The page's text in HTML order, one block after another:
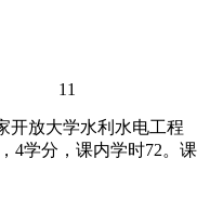
11
开放大学水利水电工程
4学分，课内学时72。课